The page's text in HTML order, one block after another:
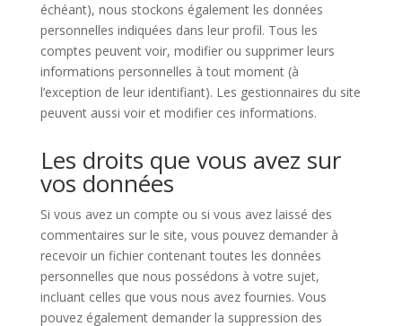
échéant), nous stockons également les données
personnelles indiquées dans leur profil. Tous les
comptes peuvent voir, modifier ou supprimer leurs
informations personnelles à tout moment (à
l’exception de leur identifiant). Les gestionnaires du site
peuvent aussi voir et modifier ces informations.
Les droits que vous avez sur
vos données
Si vous avez un compte ou si vous avez laissé des
commentaires sur le site, vous pouvez demander à
recevoir un fichier contenant toutes les données
personnelles que nous possédons à votre sujet,
incluant celles que vous nous avez fournies. Vous
pouvez également demander la suppression des